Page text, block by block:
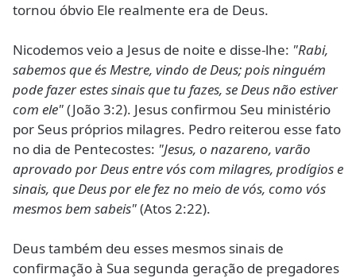
tornou óbvio Ele realmente era de Deus.
Nicodemos veio a Jesus de noite e disse-lhe: "Rabi,
sabemos que és Mestre, vindo de Deus; pois ninguém
pode fazer estes sinais que tu fazes, se Deus não estiver
com ele"(João 3:2). Jesus confirmou Seu ministério
por Seus próprios milagres. Pedro reiterou esse fato
no dia de Pentecostes: "Jesus, o nazareno, varão
aprovado por Deus entre vós com milagres, prodígios e
sinais, que Deus por ele fez no meio de vós, como vós
mesmos bem sabeis"(Atos 2:22).
Deus também deu esses mesmos sinais de
confirmação à Sua segunda geração de pregadores